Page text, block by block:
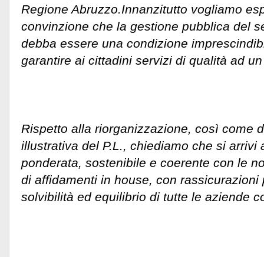
Regione Abruzzo.Innanzitutto vogliamo
convinzione che la gestione pubblica del
debba essere una condizione
garantire ai cittadini servizi di qualità ad
Rispetto alla riorganizzazione, così come
illustrativa del P.L., chiediamo che si arrivi
ponderata, sostenibile e coerente con le
di affidamenti in house, con rassicurazioni
solvibilità ed equilibrio di tutte le aziende